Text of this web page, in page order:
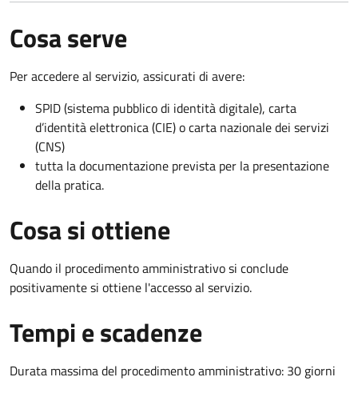
Cosa serve
Per accedere al servizio, assicurati di avere:
SPID (sistema pubblico di identità digitale), carta
d’identità elettronica (CIE) o carta nazionale dei servizi
(CNS)
tutta la documentazione prevista per la presentazione
della pratica.
Cosa si ottiene
Quando il procedimento amministrativo si conclude
positivamente si ottiene l'accesso al servizio.
Tempi e scadenze
Durata massima del procedimento amministrativo: 30 giorni